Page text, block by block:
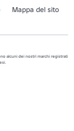
Mappa del sito
alcuni dei nostri marchi registrati